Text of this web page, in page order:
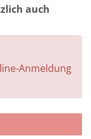
auch
Anmeldung